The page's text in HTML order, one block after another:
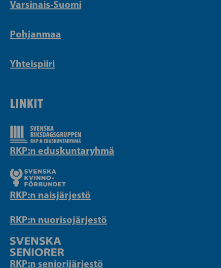
Varsinais-Suomi
Pohjanmaa
Yhteispiiri
LINKIT
RKP:n eduskuntaryhmä
RKP:n naisjärjestö
RKP:n nuorisojärjestö
RKP:n seniorijärjestö